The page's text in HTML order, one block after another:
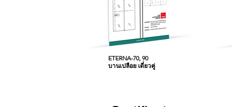
ETERNA-70, 90
บานเปลือย เดี่ยวคู่